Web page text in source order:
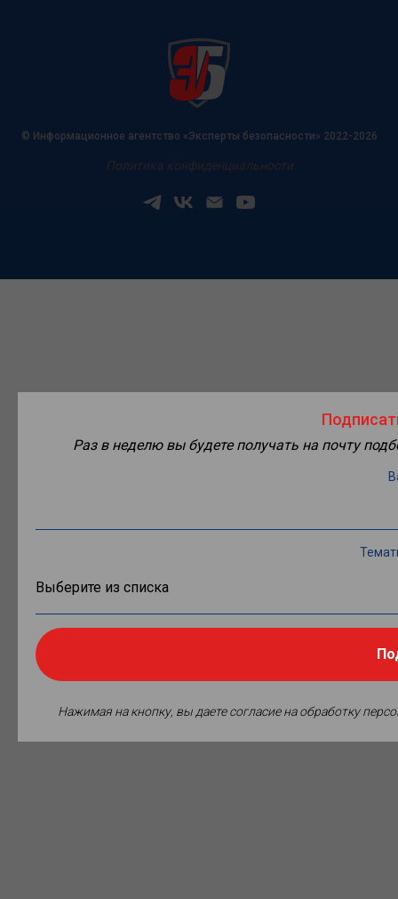
Раз в неделю вы будете получать на почту
Нажимая на кнопку, вы даете согласие на обработку
© Информационное агентство «Эксперты безопасности» 2022-2026
Политика конфиденциальности